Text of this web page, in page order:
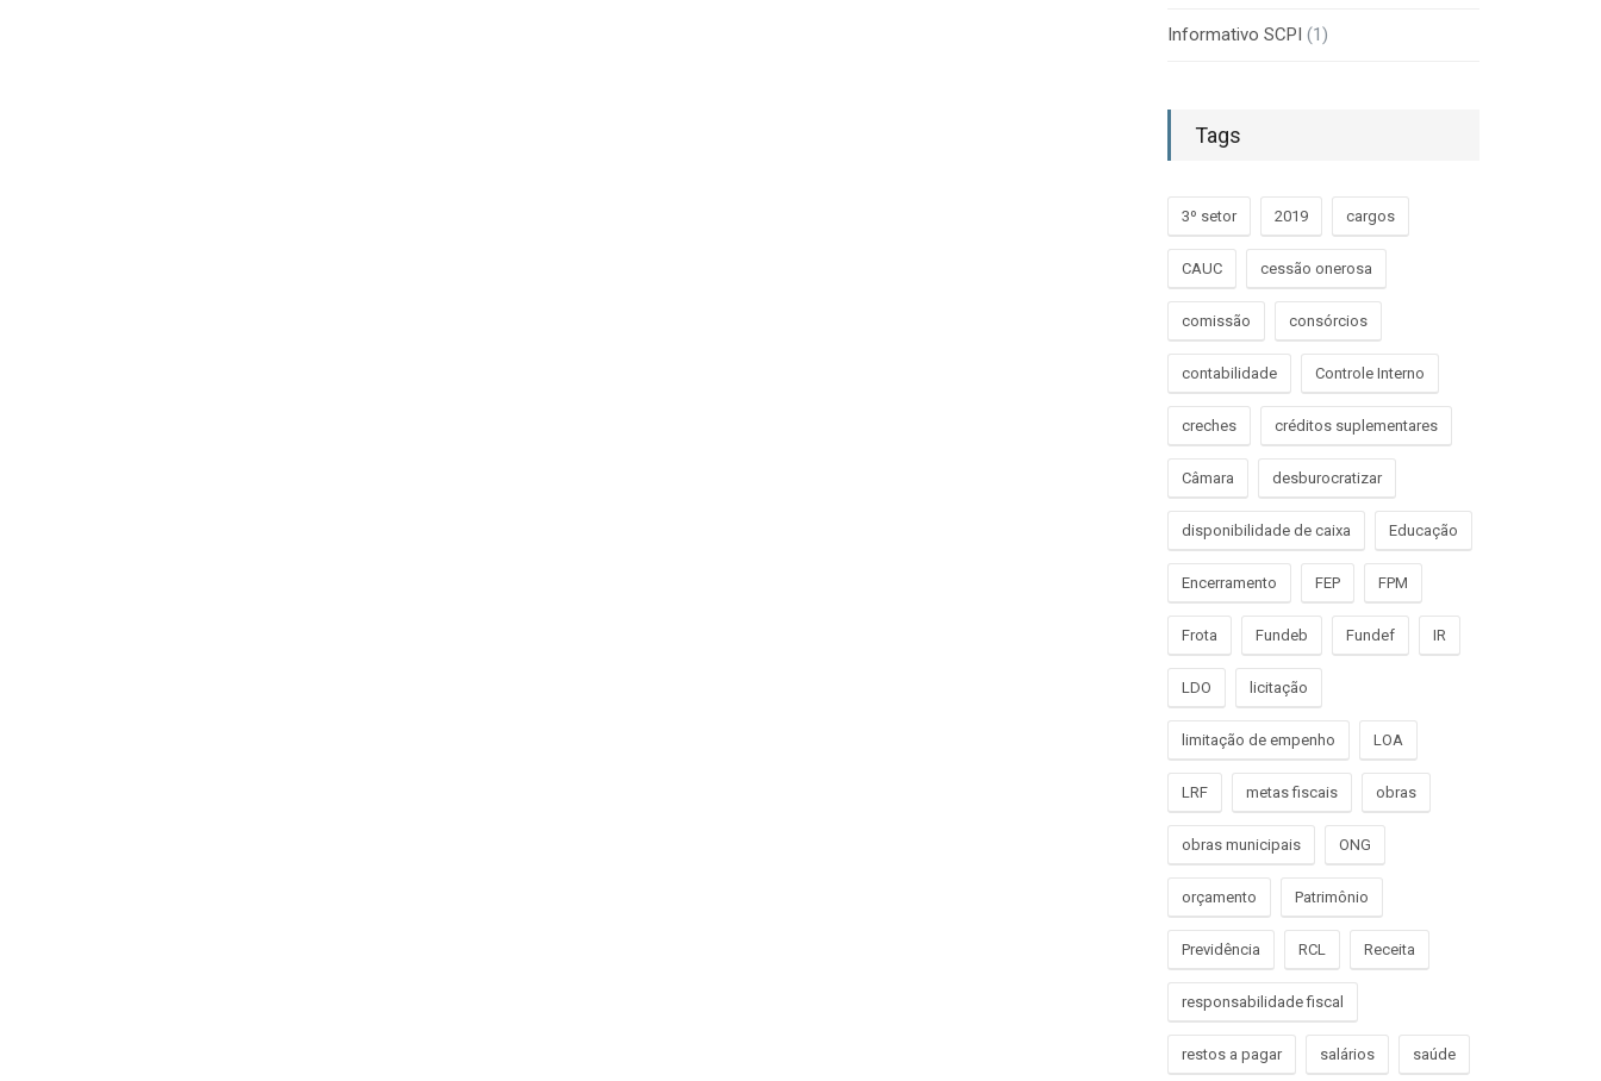
Informativo SCPI (1)
Tags
3º setor 2019 cargos
CAUC cessão onerosa
comissão consórcios
contabilidade Controle Interno
creches créditos suplementares
Câmara desburocratizar
disponibilidade de caixa Educação
Encerramento FEP FPM
Frota Fundeb Fundef IR
LDO licitação
limitação de empenho LOA
LRF metas fiscais obras
obras municipais ONG
orçamento Patrimônio
Previdência RCL Receita
responsabilidade fiscal
restos a pagar salários saúde